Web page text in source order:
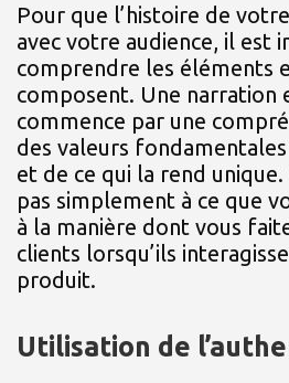
Pour que l’histoire de
avec votre audience, il est
comprendre les éléments
composent. Une narration
commence par une
des valeurs
et de ce qui la rend
pas simplement à ce que
à la manière dont vous
clients lorsqu’ils
produit.
Utilisation de